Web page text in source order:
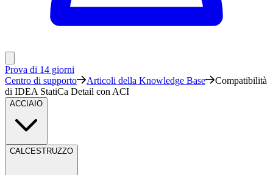
Prova di 14 giorni
Centro di supporto
Articoli della Knowledge Base
Compatibilità
di IDEA StatiCa Detail con ACI
ACCIAIO
CALCESTRUZZO